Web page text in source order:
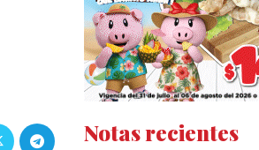
Notas recientes